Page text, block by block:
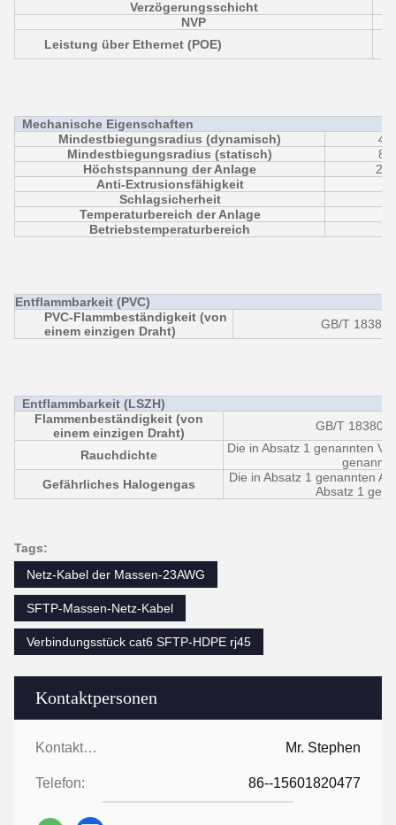
Kontaktpersonen
Kontaktpersonen: Mr. Stephen
Telefon: 86--15601820477
Verzögerungsschicht
NVP
Leistung über Ethernet (POE)
Mechanische Eigenschaften
Mindestbiegungsradius (dynamisch)
Mindestbiegungsradius (statisch)
Höchstspannung der Anlage
Anti-Extrusionsfähigkeit
Schlagsicherheit
Temperaturbereich der Anlage
Betriebstemperaturbereich
Entflammbarkeit (PVC)
PVC-Flammbeständigkeit (von
einem einzigen Draht)
GB/T
Entflammbarkeit (LSZH)
Flammenbeständigkeit (von
einem einzigen Draht)
GB/T
Rauchdichte
Die in Absatz 1 genannten
Gefährliches Halogengas
Die in Absatz 1 genannten
Absatz 1
Tags:
Netz-Kabel der Massen-23AWG
SFTP-Massen-Netz-Kabel
Verbindungsstück cat6 SFTP-HDPE rj45